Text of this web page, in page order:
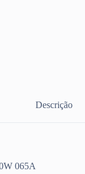
Descrição
065A